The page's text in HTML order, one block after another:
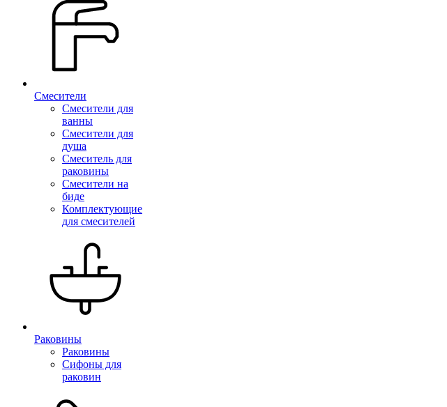
Смесители
Смесители для
ванны
Смесители для
душа
Смеситель для
раковины
Смесители на
биде
Комплектующие
для смесителей
Раковины
Раковины
Сифоны для
раковин